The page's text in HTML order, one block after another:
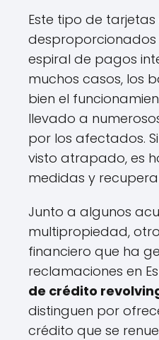
Este tipo de
espiral de pagos
muchos casos, los
bien el
llevado a
por los afectados.
visto atrapado, es
medidas y
Junto a algunos
multipropiedad,
financiero que ha
reclamaciones en
de crédito
distinguen por
crédito que se